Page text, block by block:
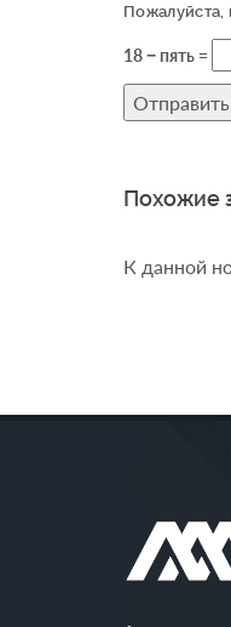
Пожалуйста,
18 − пять =
Похожие
К данной